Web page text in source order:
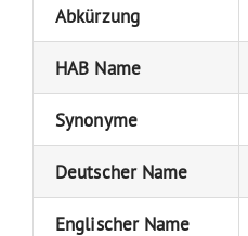
Abkürzung
HAB Name
Synonyme
Deutscher Name
Englischer Name